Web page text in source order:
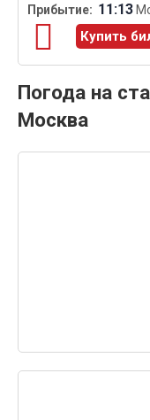
11:13
Купить
Погода на
Москва